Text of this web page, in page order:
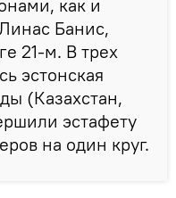
как и
Банис,
21-м. В трех
эстонская
(Казахстан,
эстафету
на один круг.